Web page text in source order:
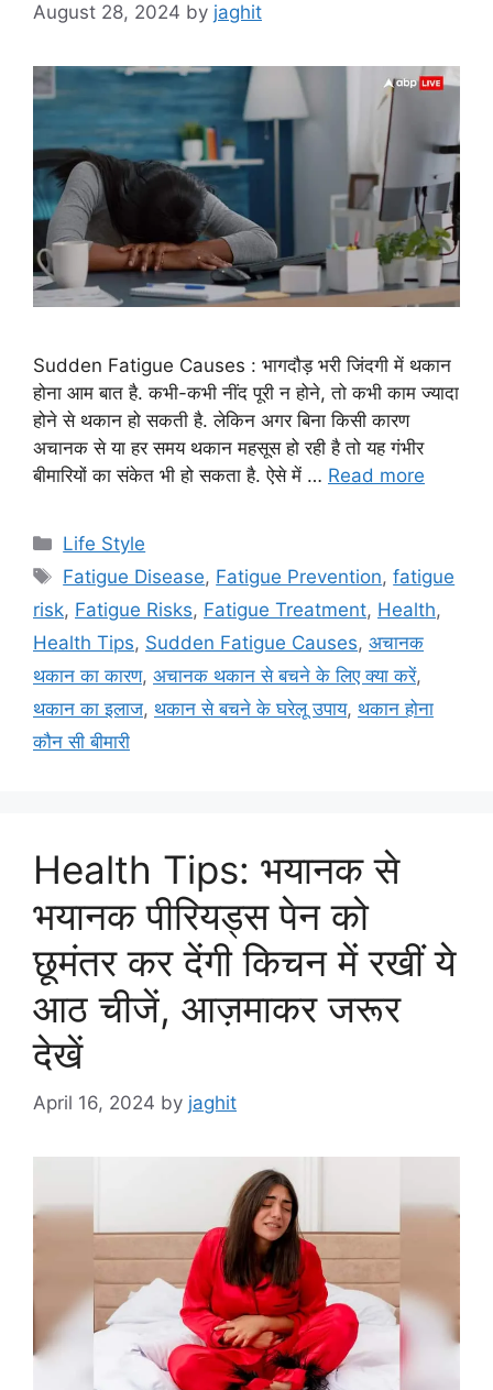
August 28, 2024 by jaghit
Sudden Fatigue Causes : भागदौड़ भरी जिंदगी में थकान
होना आम बात है. कभी-कभी नींद पूरी न होने, तो कभी काम ज्यादा
होने से थकान हो सकती है. लेकिन अगर बिना किसी कारण
अचानक से या हर समय थकान महसूस हो रही है तो यह गंभीर
बीमारियों का संकेत भी हो सकता है. ऐसे में … Read more
C
a
e
g
o
r
i
Life Style
T
g
s
Fatigue Disease, Fatigue Prevention,fatigue
risk, Fatigue Risks, Fatigue Treatment, Health,
Health Tips, Sudden Fatigue Causes, अचानक
थकान का कारण, अचानक थकान से बचने के लिए क्या करें,
थकान का इलाज, थकान से बचने के घरेलू उपाय, थकान होना
कौन सी बीमारी
Health Tips: भयानक से
भयानक पीरियड्स पेन को
छूमंतर कर देंगी किचन में रखीं ये
आठ चीजें, आज़माकर जरूर
देखें
April 16, 2024 by jaghit